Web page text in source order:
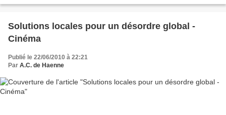
Solutions locales pour un désordre global -
Cinéma
Publié le 22/06/2010 à 22:21
Par A.C. de Haenne